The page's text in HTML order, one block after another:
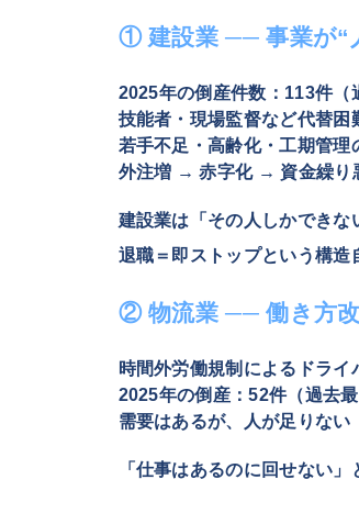
① 建設業 ── 事業が“
2025年の倒産件数： 113件（
技能者・現場監督など代替困
若手不足・高齢化・工期管理
外注増 → 赤字化 → 資金繰り
建設業は「その人しかできな
退職＝即ストップという構造
② 物流業 ── 働き方
時間外労働規制によるドライ
2025年の倒産：52件（過去最
需要はあるが、人が足りない
「仕事はあるのに回せない